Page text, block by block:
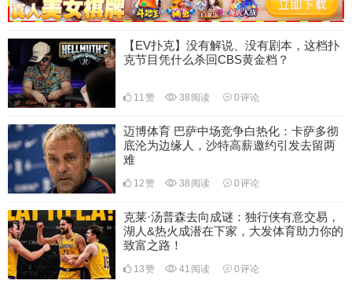
【EV扑克】没有解说、没有剧本，这档扑
克节目凭什么杀回CBS黄金档？
11赞 38 阅读 0评论
迈博体育 巴萨中场竞争白热化：卡萨多彻
底沦为边缘人，沙特高薪邀约引发去留两
难
12赞 38 阅读 0评论
克莱·汤普森去向成谜：独行侠有意交易，
湖人&热火成潜在下家，大发体育助力你的
致富之路！
13赞 41 阅读 0评论